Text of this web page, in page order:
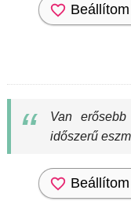
Van
időszerű